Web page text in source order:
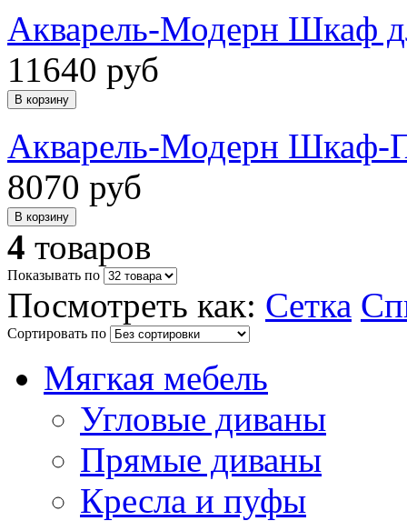
Акварель-Модерн Шкаф
11640 руб
Акварель-Модерн Шкаф-
8070 руб
4 товаров
Показывать по
Посмотреть как: Сетка
Сортировать по
Мягкая мебель
Угловые диваны
Прямые диваны
Кресла и пуфы